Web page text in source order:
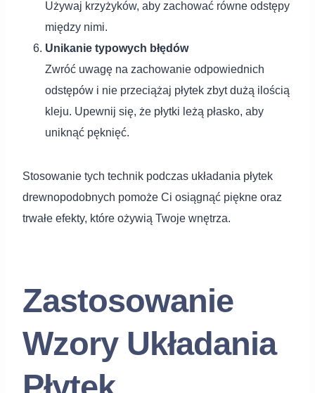
Używaj krzyżyków, aby zachować równe odstępy
między nimi.
Unikanie typowych błędów
Zwróć uwagę na zachowanie odpowiednich
odstępów i nie przeciążaj płytek zbyt dużą ilością
kleju. Upewnij się, że płytki leżą płasko, aby
uniknąć pęknięć.
Stosowanie tych technik podczas układania płytek
drewnopodobnych pomoże Ci osiągnąć piękne oraz
trwałe efekty, które ożywią Twoje wnętrza.
Zastosowanie
Wzory Układania